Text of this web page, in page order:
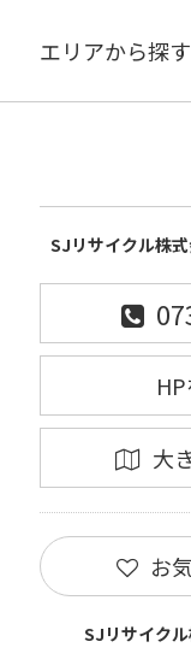
エリアから探す
SJリサイクル株
大
お
SJリサイク